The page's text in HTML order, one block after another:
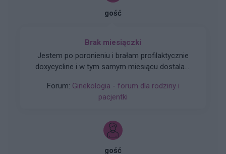
gość
Brak miesiączki
Jestem po poronieniu i brałam profilaktycznie
doxycycline i w tym samym miesiącu dostalam
furaginum i witaminę c , nie dostałam okresu od
10 dni ,ciąża wykluczona beta HCG
usłyszałam tylko że on nic tu nie widzi i że
endometrium bardzo cieniutkie .moje pytanie
Forum: Ginekologia - forum dla rodziny i
pacjentki
gość